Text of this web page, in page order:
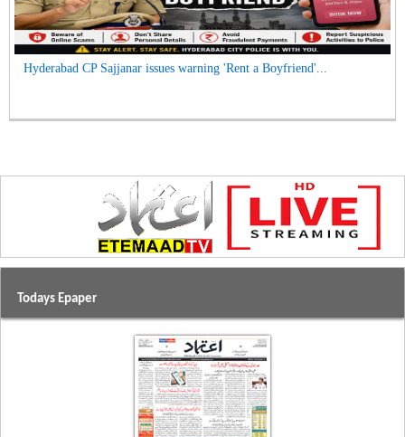
Hyderabad CP Sajjanar issues warning 'Rent a Boyfriend'...
Todays Epaper